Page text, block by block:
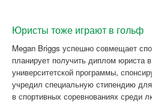
Юристы тоже играют в гольф
Megan Briggs успешно совмещает
планирует получить диплом юриста
университетской программы,
учредил специальную стипендию
в спортивных соревнованиях среди